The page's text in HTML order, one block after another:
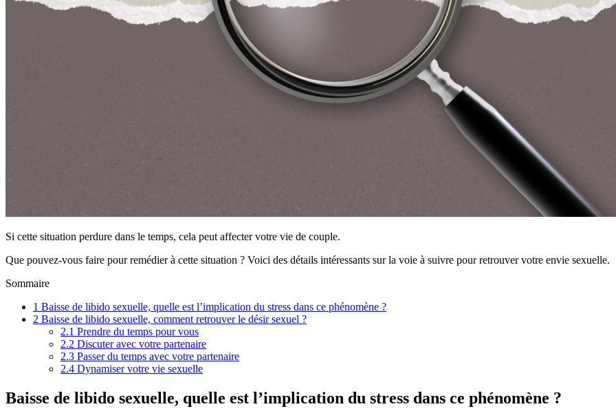
Si cette situation perdure dans le temps, cela peut affecter votre vie de couple.
Que pouvez-vous faire pour remédier à cette situation ? Voici des détails intéressants sur la voie à suivre pour retrouver votre envie sexuelle.
Sommaire
1 Baisse de libido sexuelle, quelle est l’implication du stress dans ce phénomène ?
2 Baisse de libido sexuelle, comment retrouver le désir sexuel ?
2.1 Prendre du temps pour vous
2.2 Discuter avec votre partenaire
2.3 Passer du temps avec votre partenaire
2.4 Dynamiser votre vie sexuelle
Baisse de libido sexuelle, quelle est l’implication du stress dans ce phénomène ?